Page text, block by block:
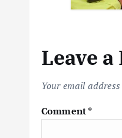
Leave
Your email
Comment*